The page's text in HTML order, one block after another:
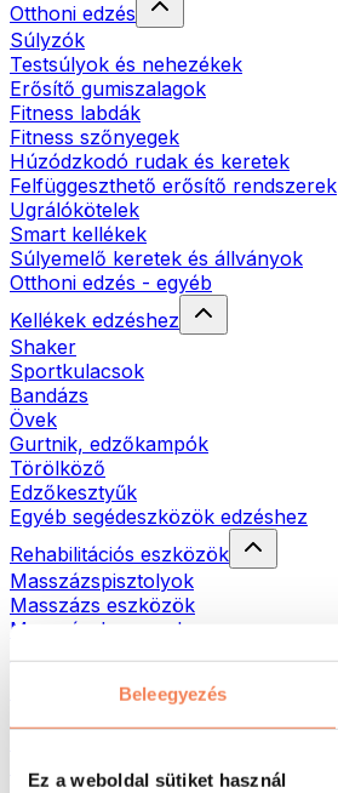
Beleegyezés
Ez a weboldal sütiket használ
Otthoni edzés
Súlyzók
Testsúlyok és nehezékek
Erősítő gumiszalagok
Fitness labdák
Fitness szőnyegek
Húzódzkodó rudak és keretek
Felfüggeszthető erősítő rendszerek
Ugrálókötelek
Smart kellékek
Súlyemelő keretek és állványok
Otthoni edzés - egyéb
Kellékek edzéshez
Shaker
Sportkulacsok
Bandázs
Övek
Gurtnik, edzőkampók
Törölköző
Edzőkesztyűk
Egyéb segédeszközök edzéshez
Rehabilitációs eszközök
Masszázspisztolyok
Masszázs eszközök
Masszázshengerek
Táskák & hátizsákok
Hátizsákok